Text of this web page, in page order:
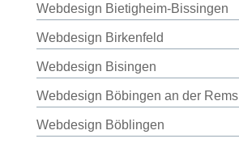
Webdesign Bietigheim-Bissingen
Webdesign Birkenfeld
Webdesign Bisingen
Webdesign Böbingen an der Rems
Webdesign Böblingen